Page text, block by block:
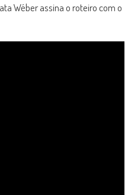
Wéber assina o roteiro com o